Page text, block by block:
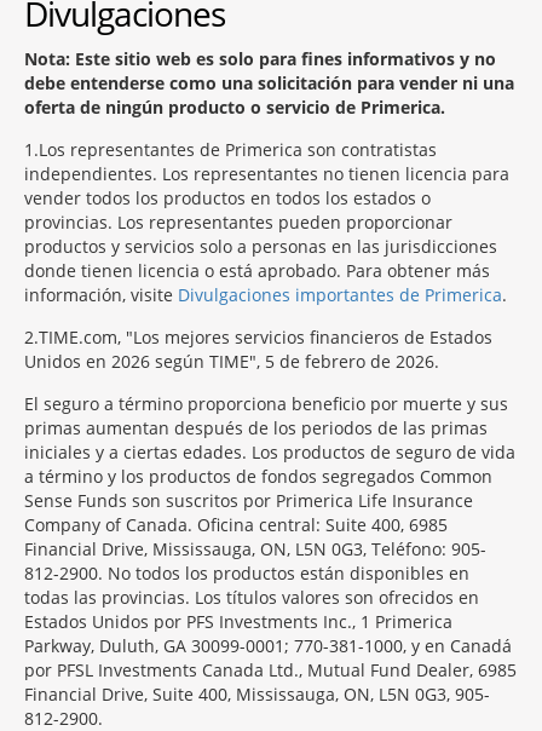
Divulgaciones
Nota: Este sitio web es solo para fines informativos y no
debe entenderse como una solicitación para vender ni una
oferta de ningún producto o servicio de Primerica.
1 Los representantes de Primerica son contratistas
independientes. Los representantes no tienen licencia para
vender todos los productos en todos los estados o
provincias. Los representantes pueden proporcionar
productos y servicios solo a personas en las jurisdicciones
donde tienen licencia o está aprobado. Para obtener más
información, visite Divulgaciones importantes de Primerica.
2 TIME.com, "Los mejores servicios financieros de Estados
Unidos en 2026 según TIME", 5 de febrero de 2026.
El seguro a término proporciona beneficio por muerte y sus
primas aumentan después de los periodos de las primas
iniciales y a ciertas edades. Los productos de seguro de vida
a término y los productos de fondos segregados Common
Sense Funds son suscritos por Primerica Life Insurance
Company of Canada. Oficina central: Suite 400, 6985
Financial Drive, Mississauga, ON, L5N 0G3, Teléfono: 905-
812-2900. No todos los productos están disponibles en
todas las provincias. Los títulos valores son ofrecidos en
Estados Unidos por PFS Investments Inc., 1 Primerica
Parkway, Duluth, GA 30099-0001; 770-381-1000, y en Canadá
por PFSL Investments Canada Ltd., Mutual Fund Dealer, 6985
Financial Drive, Suite 400, Mississauga, ON, L5N 0G3, 905-
812-2900.